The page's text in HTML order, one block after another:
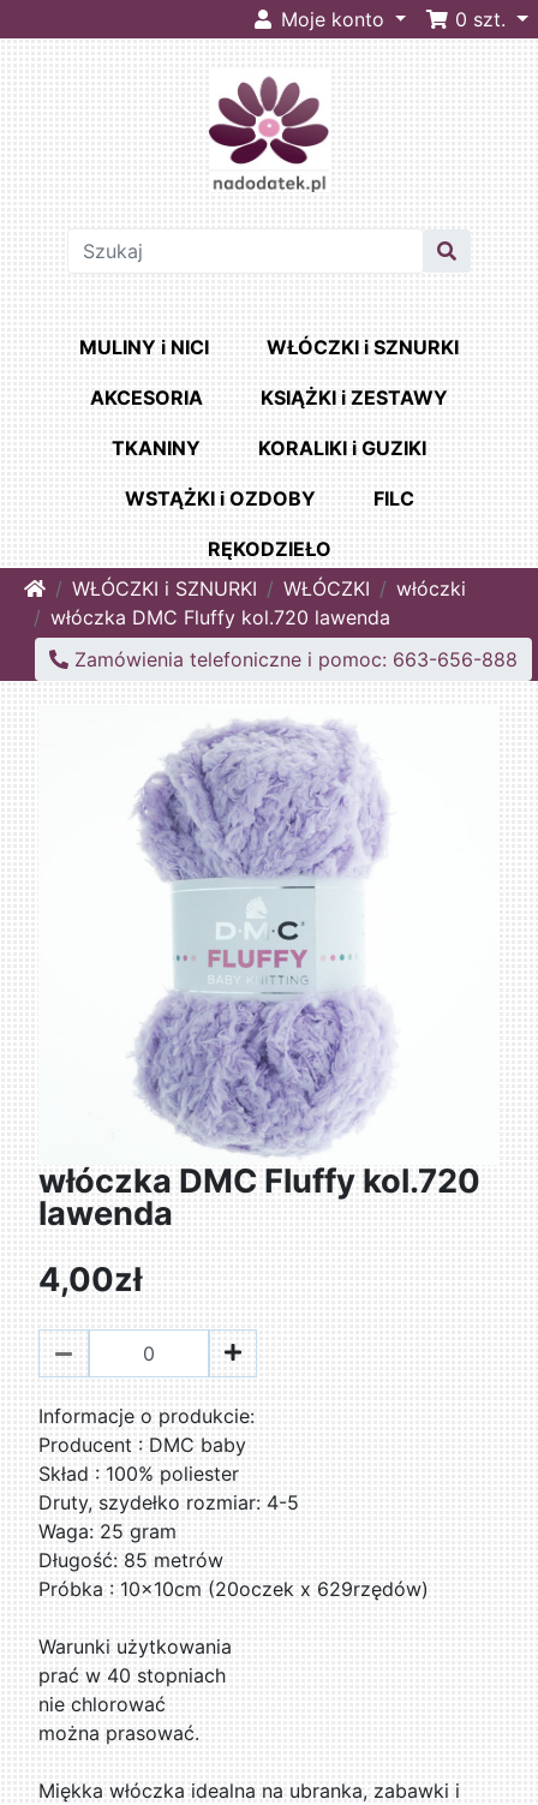
Moje konto 0 szt.
MULINY i NICI WŁÓCZKI i SZNURKI
AKCESORIA KSIĄŻKI i ZESTAWY
TKANINY KORALIKI i GUZIKI
WSTĄŻKI i OZDOBY FILC
RĘKODZIEŁO
HomeWŁÓCZKI i SZNURKI WŁÓCZKI
włóczki
włóczka DMC Fluffy kol.720 lawenda
Zamówienia telefoniczne i pomoc: 663-656-888
włóczka DMC Fluffy kol.720
lawenda
4,00zł
­Informacje o produkcie:
Producent : DMC baby
Skład : 100% poliester
Druty, szydełko rozmiar: 4-5
Waga: 25 gram
Długość: 85 metrów
Próbka : 10x10cm (20oczek x 629rzędów)
Warunki użytkowania
prać w 40 stopniach
nie chlorować
można prasować.
Miękka włóczka idealna na ubranka, zabawki i